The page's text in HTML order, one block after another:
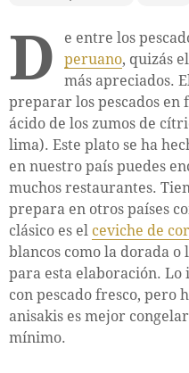
D e entre los
peruano, quizás
más apreciados.
preparar los pescados en
ácido de los zumos de
lima). Este plato se ha
en nuestro país puedes
muchos restaurantes.
prepara en otros países
clásico es el ceviche de
blancos como la dorada
para esta elaboración. Lo
con pescado fresco, pero
anisakis es mejor
mínimo.